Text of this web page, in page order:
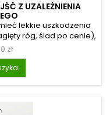
Z UZALEŻNIENIA
lekkie uszkodzenia
róg, ślad po cenie),
Odzyskaj swoją
wyjść z uzależnienia
życiowa energia
przypominają
odrzuceniem blokuje
że najwyższy...
zł